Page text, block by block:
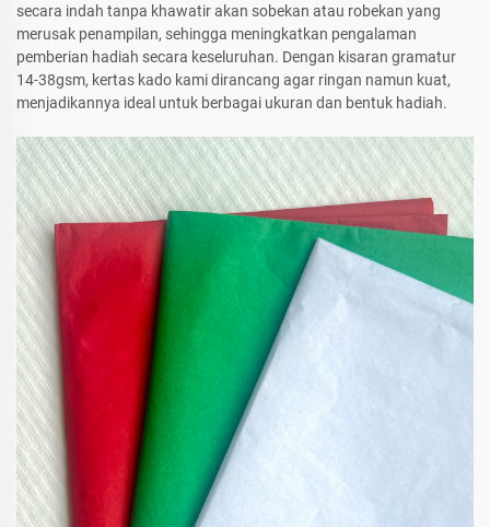
secara indah tanpa khawatir akan sobekan atau robekan yang
merusak penampilan, sehingga meningkatkan pengalaman
pemberian hadiah secara keseluruhan. Dengan kisaran gramatur
14-38gsm, kertas kado kami dirancang agar ringan namun kuat,
menjadikannya ideal untuk berbagai ukuran dan bentuk hadiah.